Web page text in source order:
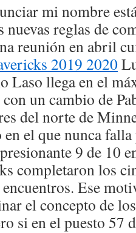
mi nombre
reglas de
reunión en abril
2019 2020
Laso llega en el
un cambio de
del norte de
el que nunca
9 de 10
completaron los
Ese
el concepto de
si en el puesto 57